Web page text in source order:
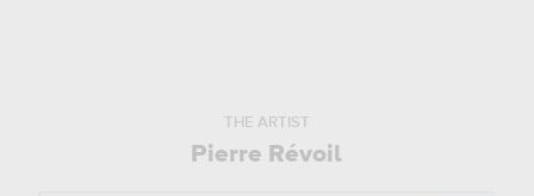
THE ARTIST
Pierre Révoil